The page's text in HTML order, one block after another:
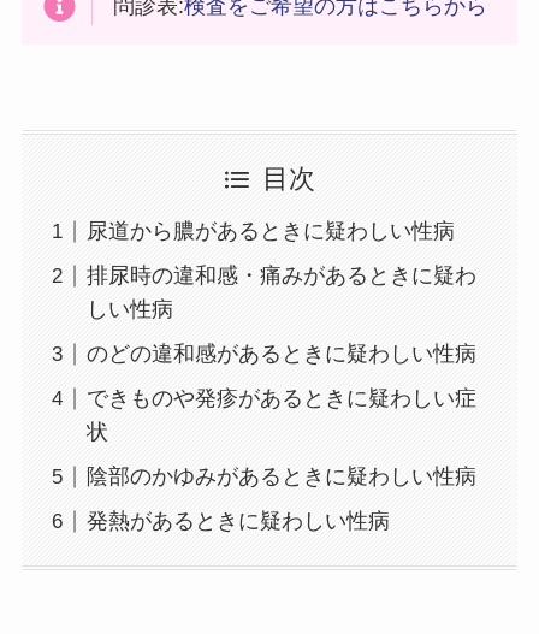
問診表:検査をご希望の方はこちらから
目次
尿道から膿があるときに疑わしい性病
排尿時の違和感・痛みがあるときに疑わ
しい性病
のどの違和感があるときに疑わしい性病
できものや発疹があるときに疑わしい症
状
陰部のかゆみがあるときに疑わしい性病
発熱があるときに疑わしい性病